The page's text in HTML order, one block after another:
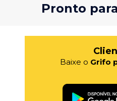
Pronto
Baixe o Grifo